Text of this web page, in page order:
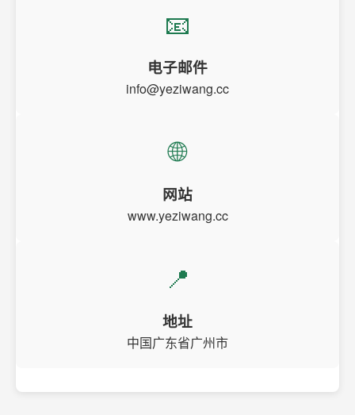
📧
电子邮件
info@yeziwang.cc
🌐
网站
www.yeziwang.cc
📍
地址
中国广东省广州市